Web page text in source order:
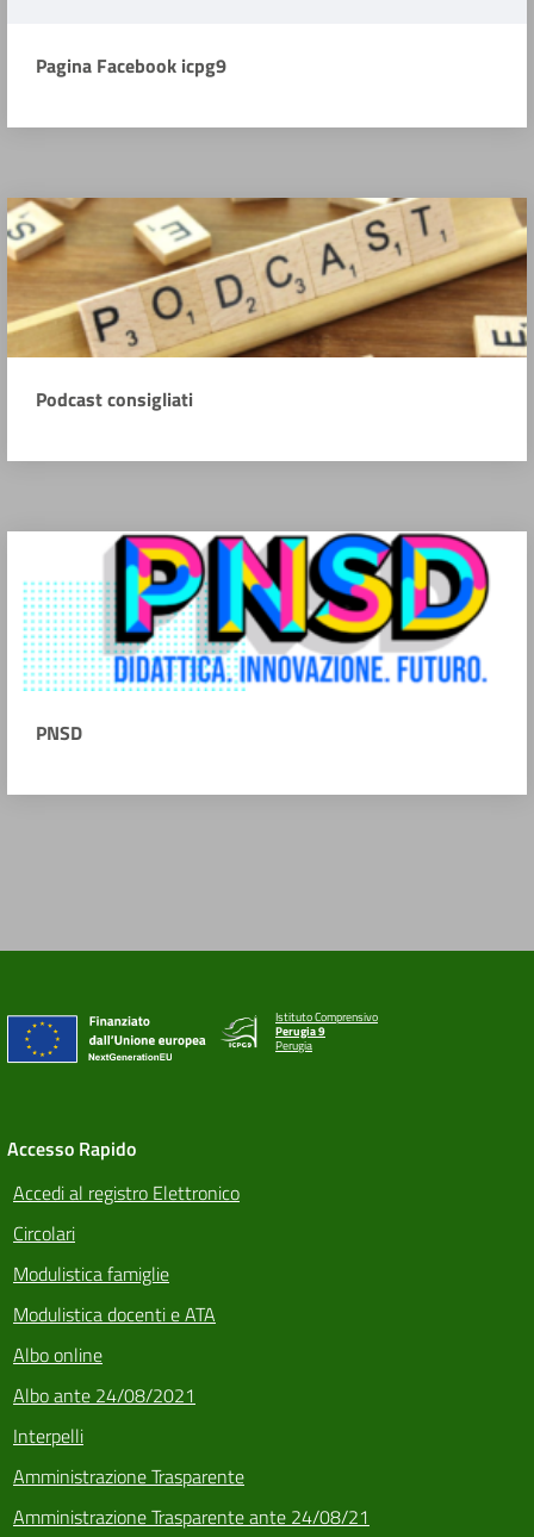
Pagina Facebook icpg9
Podcast consigliati
PNSD
Istituto Comprensivo
Perugia 9
Perugia
Accesso Rapido
Accedi al registro Elettronico
Circolari
Modulistica famiglie
Modulistica docenti e ATA
Albo online
Albo ante 24/08/2021
Interpelli
Amministrazione Trasparente
Amministrazione Trasparente ante 24/08/21